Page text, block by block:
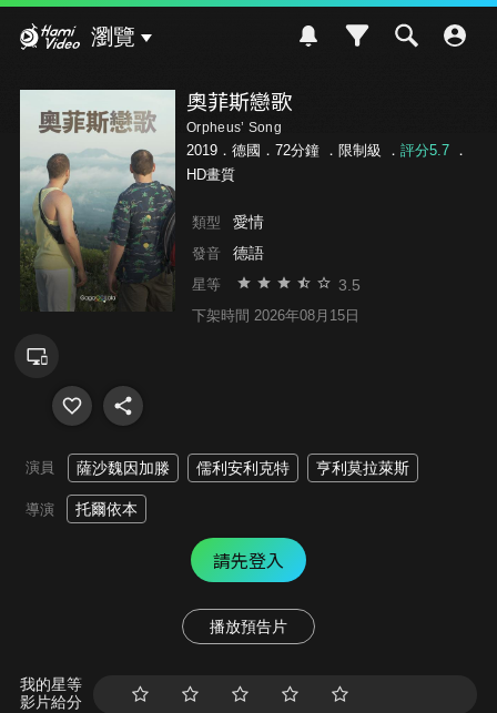
瀏覽
奧菲斯戀歌
Orpheus’ Song
2019．德國．72分鐘 ． 限制級 ． 評分5.7．
HD畫質
類型 愛情
發音 德語
星等 3.5
下架時間 2026年08月15日
演員 薩沙魏因加滕 儒利安利克特 亨利莫拉萊斯
導演 托爾依本
請先登入
播放預告片
我的星等
影片給分